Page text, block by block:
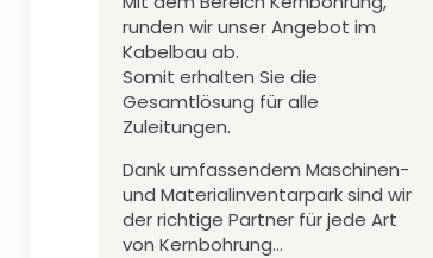
runden wir unser Angebot im
Kabelbau ab.
Somit erhalten Sie die
Gesamtlösung für alle
Zuleitungen.
Dank umfassendem Maschinen-
und Materialinventarpark sind wir
der richtige Partner für jede Art
von Kernbohrung…